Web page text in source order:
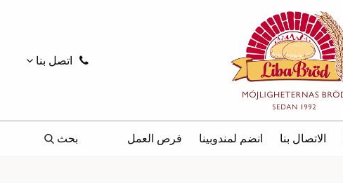
اتصل بنا
الاتصال بنا انضم لمندوبينا فرص العمل بحث